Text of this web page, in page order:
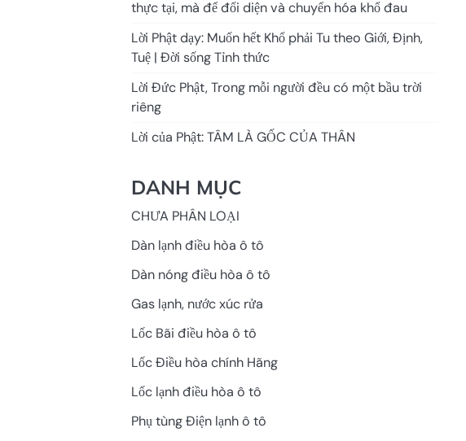
thực tại, mà để đối diện và chuyển hóa khổ đau
Lời Phật dạy: Muốn hết Khổ phải Tu theo Giới, Định,
Tuệ | Đời sống Tỉnh thức
Lời Đức Phật, Trong mỗi người đều có một bầu trời
riêng
Lời của Phật: TÂM LÀ GỐC CỦA THÂN
DANH MỤC
CHƯA PHÂN LOẠI
Dàn lạnh điều hòa ô tô
Dàn nóng điều hòa ô tô
Gas lạnh, nước xúc rửa
Lốc Bãi điều hòa ô tô
Lốc Điều hòa chính Hãng
Lốc lạnh điều hòa ô tô
Phụ tùng Điện lạnh ô tô